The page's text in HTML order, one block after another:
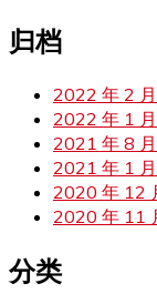
归档
2022 年 2 月
2022 年 1 月
2021 年 8 月
2021 年 1 月
2020 年 12
2020 年 11
分类